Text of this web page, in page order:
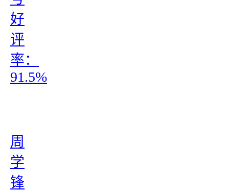
好
评
率：
91.5%
周
学
锋